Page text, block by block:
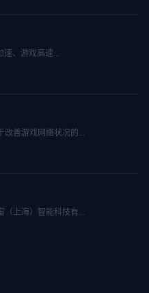
速、游戏高速...
改善游戏网络状况的...
（上海）智能科技有...